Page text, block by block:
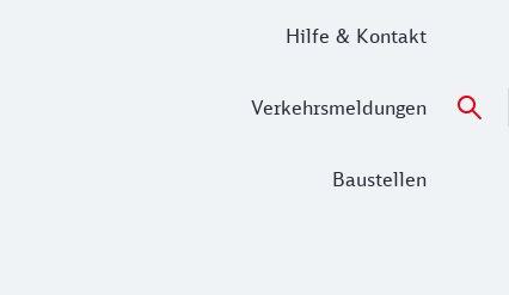
Hilfe & Kontakt
Verkehrsmeldungen
Baustellen